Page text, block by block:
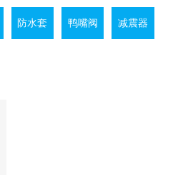
防水套 鸭嘴阀 减震器